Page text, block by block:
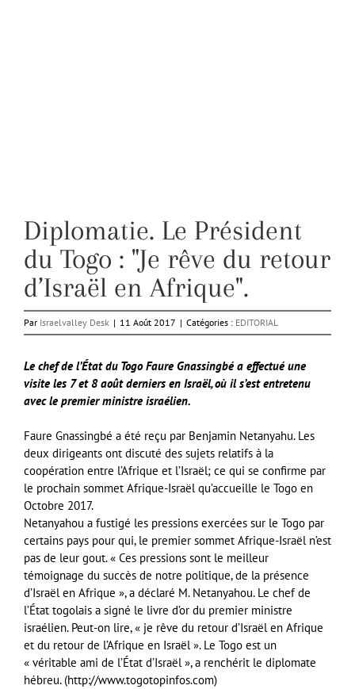
Diplomatie. Le Président
du Togo : "Je rêve du retour
d’Israël en Afrique".
Par Israelvalley Desk | 11 Août 2017 | Catégories : EDITORIAL
Le chef de l’État du Togo Faure Gnassingbé a effectué une
visite les 7 et 8 août derniers en Israël, où il s’est entretenu
avec le premier ministre israélien.
Faure Gnassingbé a été reçu par Benjamin Netanyahu. Les
deux dirigeants ont discuté des sujets relatifs à la
coopération entre l’Afrique et l’Israël; ce qui se confirme par
le prochain sommet Afrique-Israël qu’accueille le Togo en
Octobre 2017.
Netanyahou a fustigé les pressions exercées sur le Togo par
certains pays pour qui, le premier sommet Afrique-Israël n’est
pas de leur gout. « Ces pressions sont le meilleur
témoignage du succès de notre politique, de la présence
d’Israël en Afrique », a déclaré M. Netanyahou. Le chef de
l’État togolais a signé le livre d’or du premier ministre
israélien. Peut-on lire, « je rêve du retour d’Israël en Afrique
et du retour de l’Afrique en Israël ». Le Togo est un
« véritable ami de l’État d’Israël », a renchérit le diplomate
hébreu. (http://www.togotopinfos.com)